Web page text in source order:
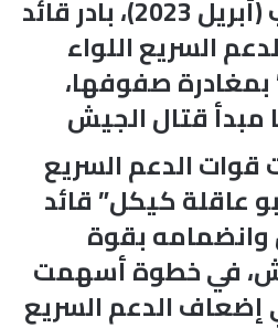
أول رصاصات الحرب (أبريل 2023)، بادر قائد
السريع اللواء
بمغادرة صفوفها،
مبدأ قتال الجيش
فوجئت قوات الدعم السريع
عاقلة كيكل” قائد
وانضمامه بقوة
في خطوة أسهمت
الدعم السريع